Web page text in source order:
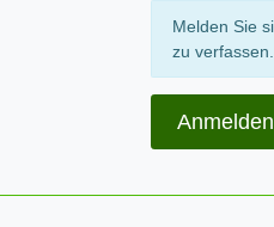
Melden Sie
zu verfassen.
Anmelden